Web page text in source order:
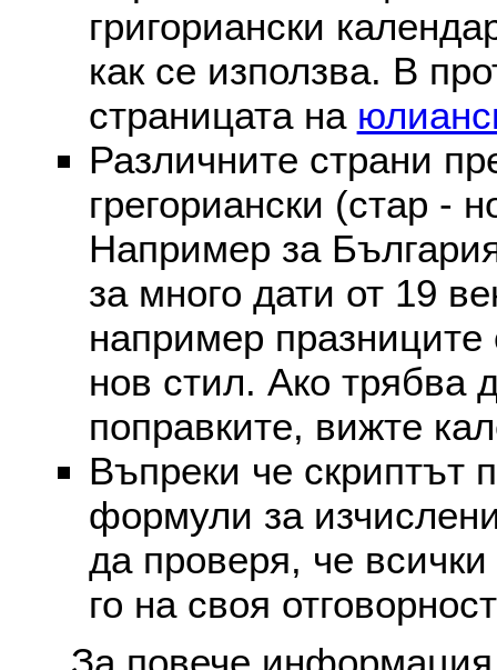
григориански
как се използва. В
страницата на
Различните страни
грегориански (стар -
Например за
за много дати от 19
например празниците
нов стил. Ако трябва
поправките, вижте
Въпреки че скриптът
формули за
да проверя, че
го на своя